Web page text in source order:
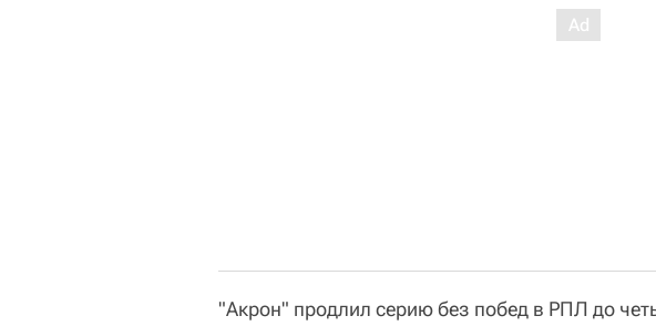
"Акрон" продлил серию без побед в РПЛ до